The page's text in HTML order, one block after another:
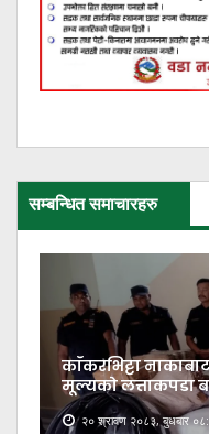
सम्बन्धित समाचारहरु
काँकरभिट्टा
मूल्यकाे लत्ताकपडा
२० श्रावण २०८३, बुधबार